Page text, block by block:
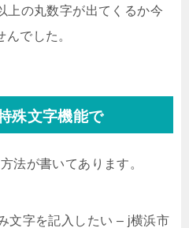
上の丸数字が出てくるか今
でした。
殊文字機能で
法が書いてあります。
文字を記入したい – j横浜市